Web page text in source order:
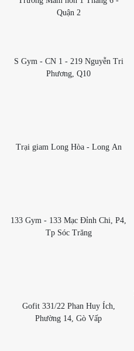
Quận 2
S Gym - CN 1 - 219 Nguyễn Tri
Phương, Q10
Trại giam Long Hòa - Long An
133 Gym - 133 Mạc Đỉnh Chi, P4,
Tp Sóc Trăng
Gofit 331/22 Phan Huy Ích,
Phường 14, Gò Vấp